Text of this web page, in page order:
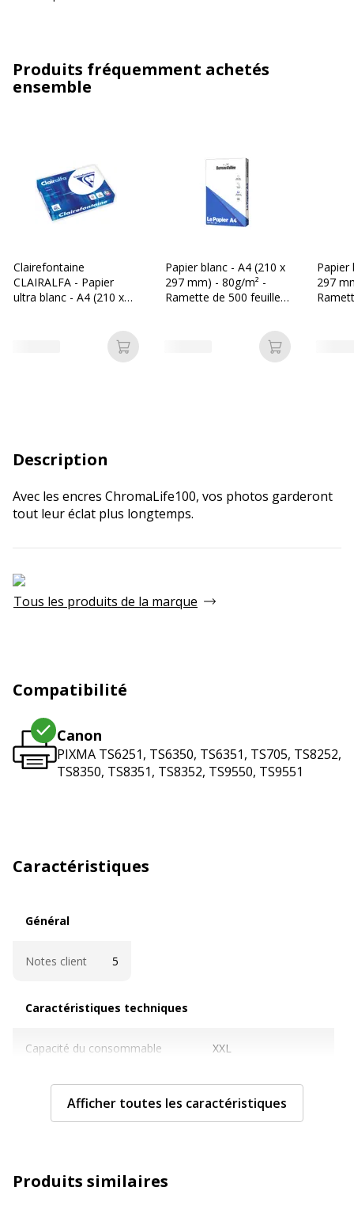
Produits fréquemment achetés
ensemble
Clairefontaine
CLAIRALFA - Papier
ultra blanc - A4 (210 x
Ajouter au panier
Papier blanc - A4 (210 x
297 mm) - 80g/m² -
Ramette de 500 feuilles
Ajouter au
Papier
297
Description
Avec les encres ChromaLife100, vos photos garderont
tout leur éclat plus longtemps.
Tous les produits de la marque
Compatibilité
Canon
PIXMA TS6251, TS6350, TS6351, TS705, TS8252,
TS8350, TS8351, TS8352, TS9550, TS9551
Caractéristiques
Général
Notes client 5
Caractéristiques techniques
Capacité du consommable XXL
Cartouches de marque Oui
Afficher toutes les caractéristiques
Produits similaires